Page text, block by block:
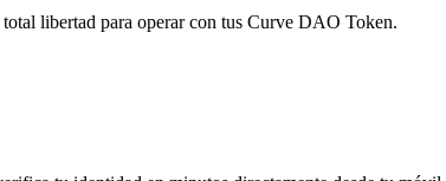
libertad para operar con tus Curve DAO Token.